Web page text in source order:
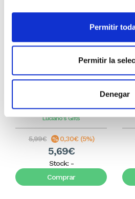
Permitir
Permitir la
Denegar
Luciano's Gifts
5,99€ 0,30€ (5%)
5,69€
Stock: -
Comprar